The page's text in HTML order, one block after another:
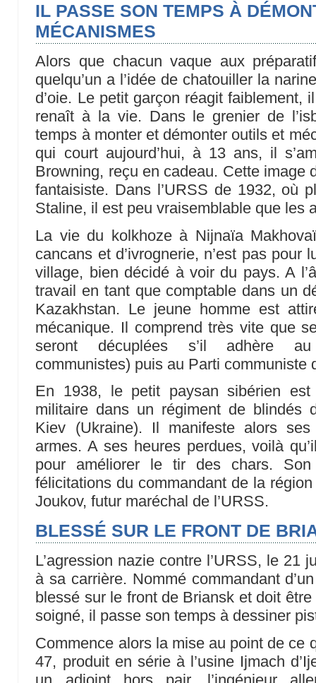
IL PASSE SON TEMPS À
MÉCANISMES
Alors que chacun vaque aux
quelqu’un a l’idée de chatouiller la
d’oie. Le petit garçon réagit faiblement,
renaît à la vie. Dans le grenier de
temps à monter et démonter outils et
qui court aujourd’hui, à 13 ans, il
Browning, reçu en cadeau. Cette image
fantaisiste. Dans l’URSS de 1932, où
Staline, il est peu vraisemblable que les
La vie du kolkhoze à Nijnaïa
cancans et d’ivrognerie, n’est pas pour
village, bien décidé à voir du pays. A
travail en tant que comptable dans un
Kazakhstan. Le jeune homme est
mécanique. Il comprend très vite que
seront décuplées s’il adhère au
communistes) puis au Parti communiste
En 1938, le petit paysan sibérien
militaire dans un régiment de blindés
Kiev (Ukraine). Il manifeste alors
armes. A ses heures perdues, voilà
pour améliorer le tir des chars.
félicitations du commandant de la
Joukov, futur maréchal de l’URSS.
BLESSÉ SUR LE FRONT DE
L’agression nazie contre l’URSS, le 21
à sa carrière. Nommé commandant
blessé sur le front de Briansk et doit
soigné, il passe son temps à dessiner
Commence alors la mise au point de ce
47, produit en série à l’usine Ijmach